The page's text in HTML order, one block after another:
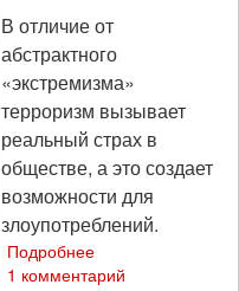
В отличие от
абстрактного
«экстремизма»
терроризм вызывает
реальный страх в
обществе, а это создает
возможности для
злоупотреблений.
Подробнее
Управление
1 комментарий